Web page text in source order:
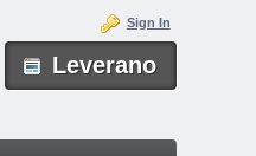
Leverano
Sign In